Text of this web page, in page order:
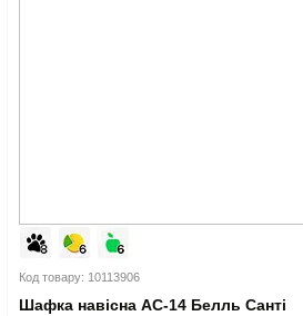
Код товару: 10113906
Шафка навісна АС-14 Белль Санті